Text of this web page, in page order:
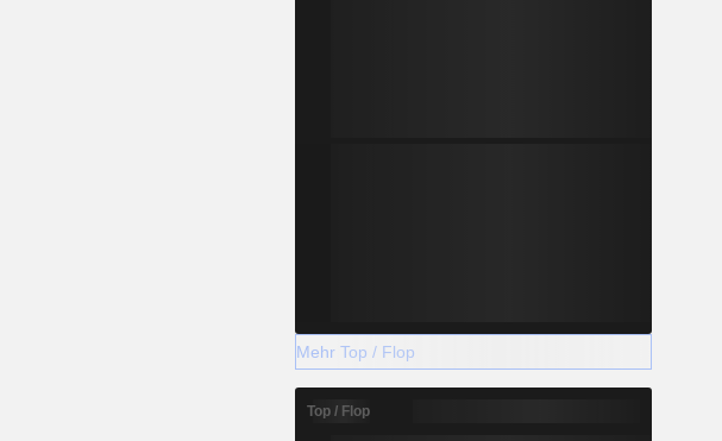
Mehr Top / Flop
Top / Flop